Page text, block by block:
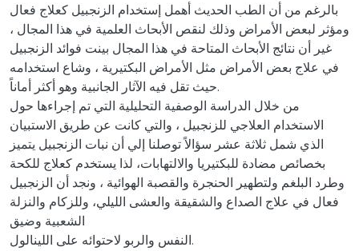
بالرغم من أن الطب الحديث أهمل إستخدام الزنجبيل كعلاج فعال
ومؤثر لبعض الأمراض وذلك لنقص الأبحاث العلمية في هذا المجال ،
غير أن نتائج الأبحاث المتاحة في هذا المجال بينت فوائد الزنجبيل
في علاج بعض الأمراض مثل الأمراض البكتيرية ، وشاع استخدامه
حيث تقل فيه الآثار الجانبية وهو أكثر أماناً.
من خلال الدراسة الوصفية التحليلية التي تم إجراءها حول
الاستخدام العلاجي للزنجبيل ، والتي كانت عن طريق الاستبيان
الذي شمل ثلاثة عشر سؤالاً توصلنا إلي أن نبات الزنجبيل يتميز
بخصائص مضادة للبكتيريا والالتهابات، لذا يستخدم كعلاج للكحة
وطرد البلغم ولتطهير الحنجرة والقصبة الهوائية ، ونجد أن الزنجبيل
فعال في علاج الصداع والشقيقة والعشى الليلي، وللزكام والنزلة
الشعبية وضيق
النفس والربو لاحتوائه على اللينالول.